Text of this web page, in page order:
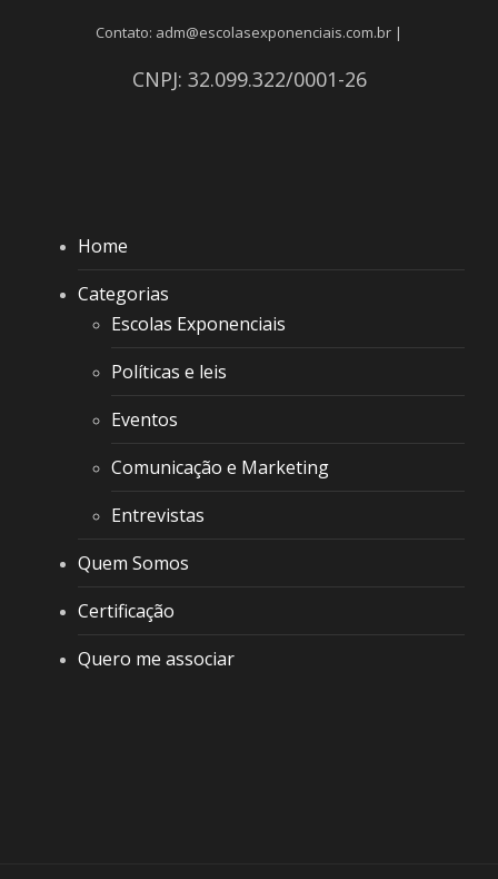
Contato: adm@escolasexponenciais.com.br |
CNPJ: 32.099.322/0001-26
Home
Categorias
Escolas Exponenciais
Políticas e leis
Eventos
Comunicação e Marketing
Entrevistas
Quem Somos
Certificação
Quero me associar